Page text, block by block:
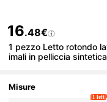
16.48€
1 pezzo Letto rotondo
imali in pelliccia
Misure
1 left